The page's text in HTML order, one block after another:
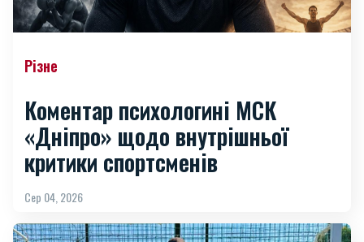
Різне
Коментар психологині МСК
«Дніпро» щодо внутрішньої
критики спортсменів
Сер 04, 2026